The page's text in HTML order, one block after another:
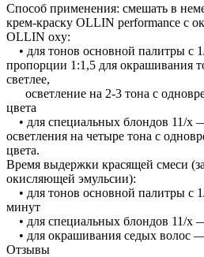
Способ применения: cмешать в
крем-краску OLLIN performance с
OLLIN oxy:
• для тонов основной палитры с
пропорции 1:1,5 для окрашивания
светлее,
осветление на 2-3 тона с
цвета
• для специальных блондов 11/х
осветления на четыре тона с
цвета.
Время выдержки красящей смеси
окисляющей эмульсии):
• для тонов основной палитры с
минут
• для специальных блондов 11/х
• для окрашивания седых волос
Отзывы